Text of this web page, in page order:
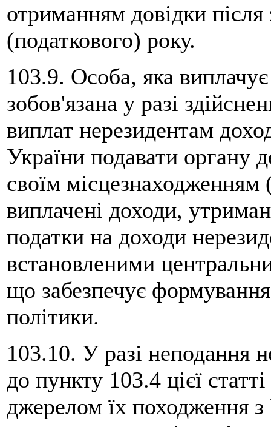
отриманням довідки після
(податкового) року.
103.9. Особа, яка
зобов'язана у разі
виплат нерезидентам
України подавати органу
своїм
виплачені доходи,
податки на доходи
встановленими
що забезпечує
політики.
103.10. У разі неподання
до пункту 103.4 цієї
джерелом їх походження з